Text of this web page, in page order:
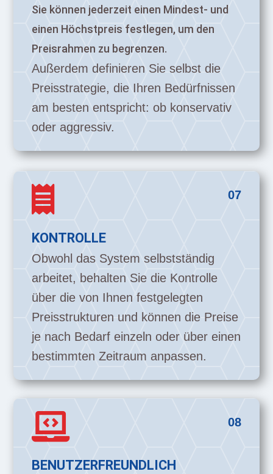
Sie können jederzeit einen Mindest- und
einen Höchstpreis festlegen, um den
Preisrahmen zu begrenzen.
Außerdem definieren Sie selbst die
Preisstrategie, die Ihren Bedürfnissen
am besten entspricht: ob konservativ
oder aggressiv.
07

KONTROLLE
Obwohl das System selbstständig
arbeitet, behalten Sie die Kontrolle
über die von Ihnen festgelegten
Preisstrukturen und können die Preise
je nach Bedarf einzeln oder über einen
bestimmten Zeitraum anpassen.
08

BENUTZERFREUNDLICH